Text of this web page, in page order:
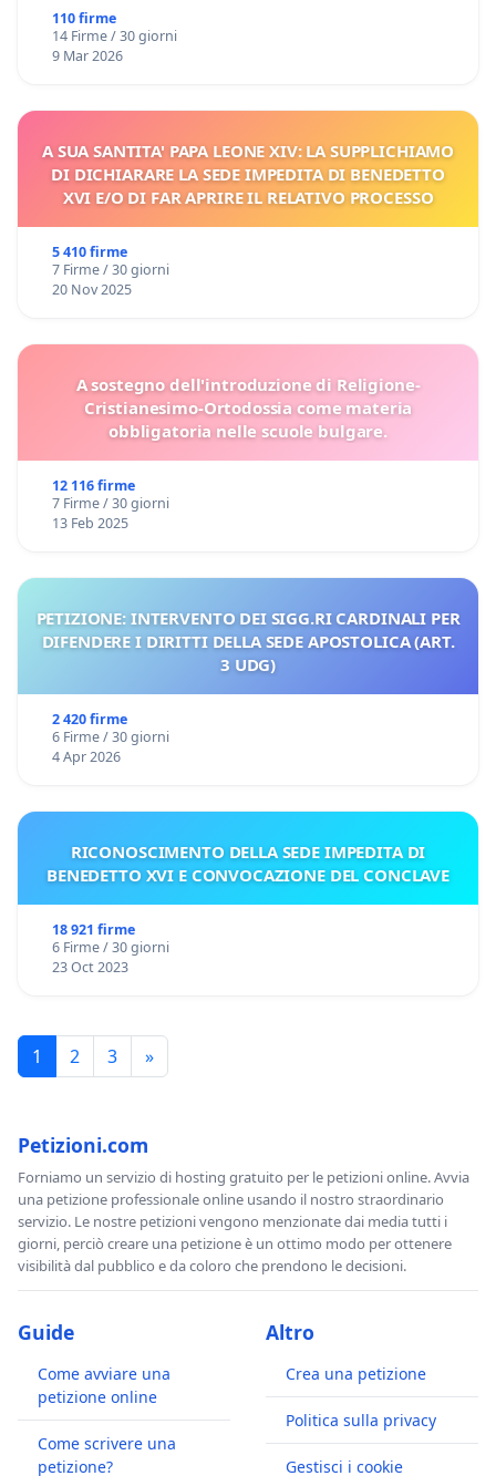
110 firme
14 Firme / 30 giorni
9 Mar 2026
A SUA SANTITA' PAPA LEONE XIV: LA SUPPLICHIAMO
DI DICHIARARE LA SEDE IMPEDITA DI BENEDETTO
XVI E/O DI FAR APRIRE IL RELATIVO PROCESSO
5 410 firme
7 Firme / 30 giorni
20 Nov 2025
A sostegno dell'introduzione di Religione-
Cristianesimo-Ortodossia come materia
obbligatoria nelle scuole bulgare.
12 116 firme
7 Firme / 30 giorni
13 Feb 2025
PETIZIONE: INTERVENTO DEI SIGG.RI CARDINALI PER
DIFENDERE I DIRITTI DELLA SEDE APOSTOLICA (ART.
3 UDG)
2 420 firme
6 Firme / 30 giorni
4 Apr 2026
RICONOSCIMENTO DELLA SEDE IMPEDITA DI
BENEDETTO XVI E CONVOCAZIONE DEL CONCLAVE
18 921 firme
6 Firme / 30 giorni
23 Oct 2023
1 2 3 »
Petizioni.com
Forniamo un servizio di hosting gratuito per le petizioni online. Avvia
una petizione professionale online usando il nostro straordinario
servizio. Le nostre petizioni vengono menzionate dai media tutti i
giorni, perciò creare una petizione è un ottimo modo per ottenere
visibilità dal pubblico e da coloro che prendono le decisioni.
Guide
Come avviare una
petizione online
Come scrivere una
petizione?
Altro
Crea una petizione
Politica sulla privacy
Gestisci i cookie